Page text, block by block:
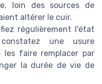
loin des sources de
altérer le cuir.
régulièrement l'état
une usure
les faire remplacer par
la durée de vie de